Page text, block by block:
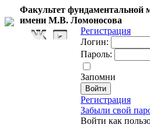
Факультет
имени М.В. Ломоносова
Регистрация
Логин:
Пароль:
Запомни
Регистрация
Забыли свой
Войти как